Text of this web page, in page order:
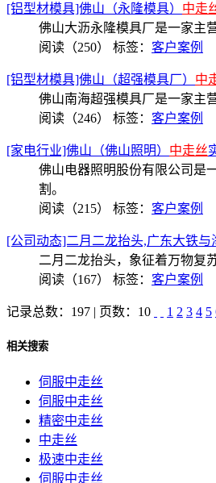
[铝型材模具]佛山（永隆模具） 中走
佛山大沥永隆模具厂是一家主
阅读（250） 标签： 客户案例
[铝型材模具]佛山（超强模具厂） 中
佛山南海超强模具厂是一家主
阅读（246） 标签： 客户案例
[家电行业]佛山（佛山照明） 中走丝
佛山电器照明股份有限公司是
割。
阅读（215） 标签： 客户案例
[公司动态]二月二龙抬头,广东大铁与
二月二龙抬头，象征着万物复
阅读（167） 标签： 客户案例
记录总数：197 | 页数：10 1 2 3 4 5
相关搜索
伺服中走丝
伺服中走丝
精密中走丝
中走丝
极速中走丝
伺服中走丝